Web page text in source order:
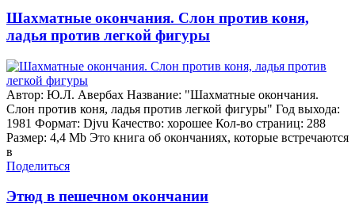
Шахматные окончания. Слон против коня,
ладья против легкой фигуры
Автор: Ю.Л. Авербах Название: "Шахматные окончания.
Слон против коня, ладья против легкой фигуры" Год выхода:
1981 Формат: Djvu Качество: хорошее Кол-во страниц: 288
Размер: 4,4 Mb Это книга об окончаниях, которые встречаются
в
Поделиться
Этюд в пешечном окончании